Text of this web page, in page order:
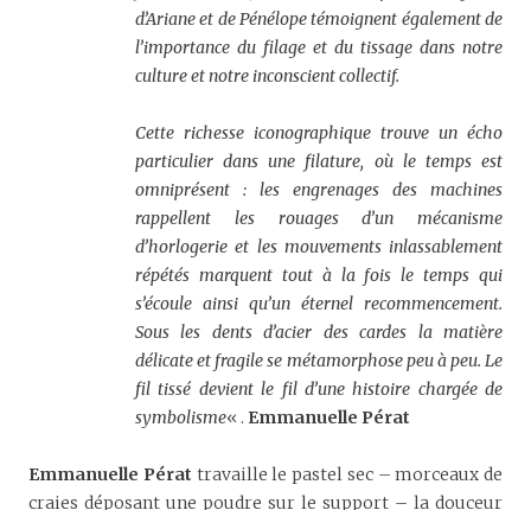
d’Ariane et de Pénélope témoignent également de
l’importance du filage et du tissage dans notre
culture et notre inconscient collectif.
Cette richesse iconographique trouve un écho
particulier dans une filature, où le temps est
omniprésent : les engrenages des machines
rappellent les rouages d’un mécanisme
d’horlogerie et les mouvements inlassablement
répétés marquent tout à la fois le temps qui
s’écoule ainsi qu’un éternel recommencement.
Sous les dents d’acier des cardes la matière
délicate et fragile se métamorphose peu à peu. Le
fil tissé devient le fil d’une histoire chargée de
symbolisme« . Emmanuelle Pérat
Emmanuelle Pérat travaille le pastel sec – morceaux de
craies déposant une poudre sur le support – la douceur